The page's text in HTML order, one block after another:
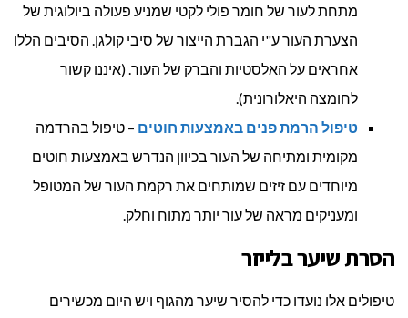
מתחת לעור של חומר פולי לקטי שמניע פעולה ביולוגית של
הצערת העור ע"י הגברת הייצור של סיבי קולגן. הסיבים הללו
אחראים על האלסטיות והברק של העור. (איננו קשור
לחומצה היאלורונית).
טיפול הרמת פנים באמצעות חוטים – טיפול בהרדמה
מקומית ומתיחה של העור בכיוון הנדרש באמצעות חוטים
מיוחדים עם זיזים שמותחים את רקמת העור של המטופל
ומעניקים מראה של עור יותר מתוח וחלק.
הסרת שיער בלייזר
טיפולים אלו נועדו כדי להסיר שיער מהגוף ויש היום מכשירים